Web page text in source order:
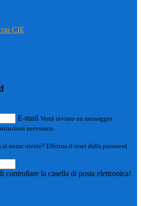
CIE
E-mail Verrà inviato un messaggio
necessarie.
nome utente? Effettua il reset della password
controllare la casella di posta elettronica!